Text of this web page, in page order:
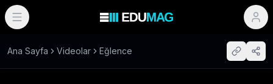
Ana Sayfa Videolar Eğlence